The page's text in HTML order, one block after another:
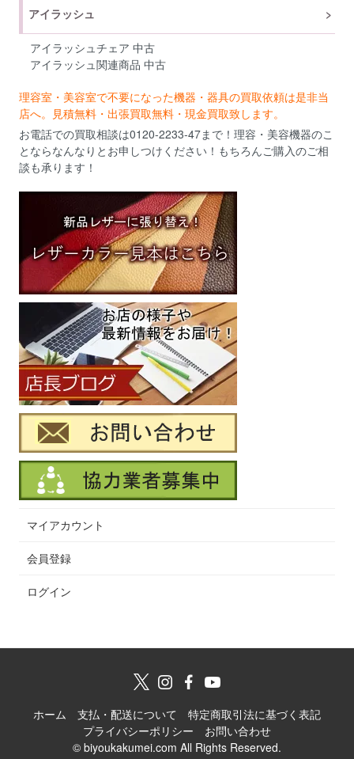
アイラッシュ
アイラッシュチェア 中古
アイラッシュ関連商品 中古
理容室・美容室で不要になった機器・器具の買取依頼は是非当
店へ。見積無料・出張買取無料・現金買取致します。
お電話での買取相談は0120-2233-47まで！理容・美容機器のこ
とならなんなりとお申しつけください！もちろんご購入のご相
談も承ります！
マイアカウント
会員登録
ログイン
ホーム 支払・配送について
特定商取引法に基づく表記
プライバシーポリシー
お問い合わせ
© biyoukakumei.com All Rights Reserved.